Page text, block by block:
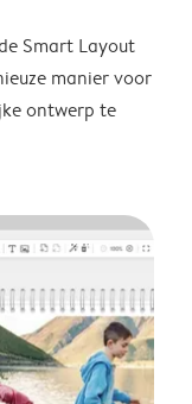
Smart Layout
manier voor
ontwerp te